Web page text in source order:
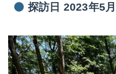
探訪日 2023年5月